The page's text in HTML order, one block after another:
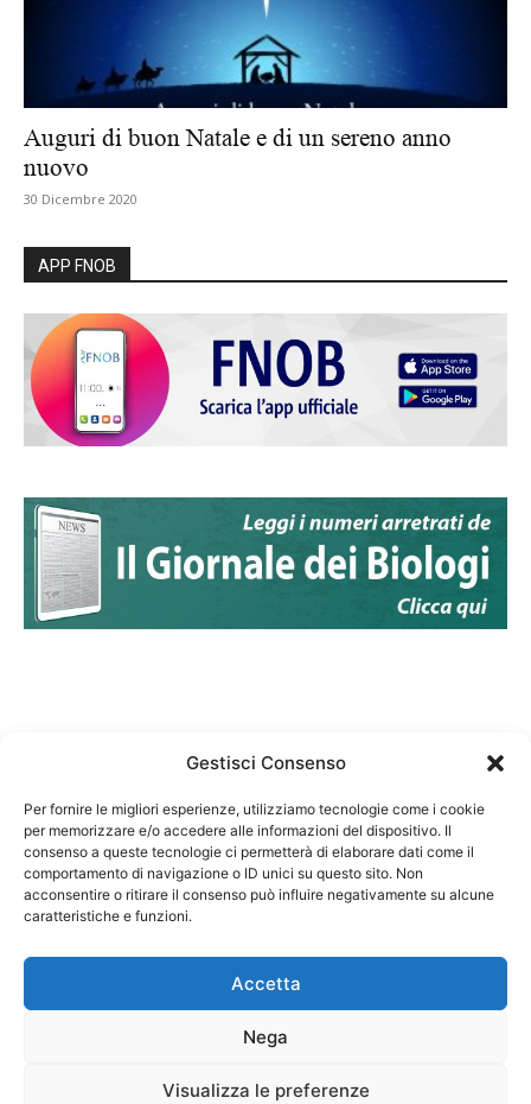
Gestisci Consenso
Per fornire le migliori esperienze, utilizziamo tecnologie come i cookie
per memorizzare e/o accedere alle informazioni del dispositivo. Il
consenso a queste tecnologie ci permetterà di elaborare dati come il
comportamento di navigazione o ID unici su questo sito. Non
acconsentire o ritirare il consenso può influire negativamente su alcune
caratteristiche e funzioni.
Accetta
Nega
Visualizza le preferenze
Auguri di buon Natale e di un sereno anno
nuovo
30 Dicembre 2020
APP FNOB
Federazione Nazionale Degli Ordini dei Biologi:
codice fiscale 80069130583
Responsabile sito internet www.fnob.it: Vincenzo
Privacy Policy Cookie Policy